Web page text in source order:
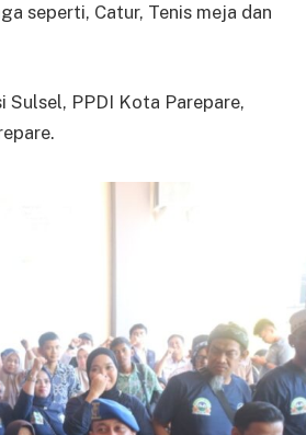
seperti, Catur, Tenis meja dan
Sulsel, PPDI Kota Parepare,